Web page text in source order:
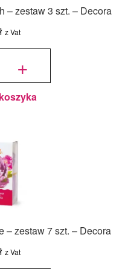
– zestaw 3 szt. – Decora
z Vat
+
– zestaw 7 szt. – Decora
z Vat